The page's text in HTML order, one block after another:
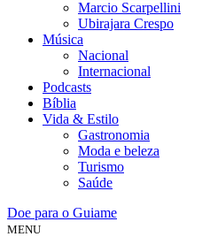
Marcio Scarpellini
Ubirajara Crespo
Música
Nacional
Internacional
Podcasts
Bíblia
Vida & Estilo
Gastronomia
Moda e beleza
Turismo
Saúde
Doe para o Guiame
MENU